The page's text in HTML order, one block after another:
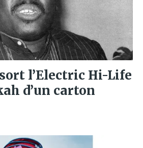
l’Electric Hi-Life
d’un carton